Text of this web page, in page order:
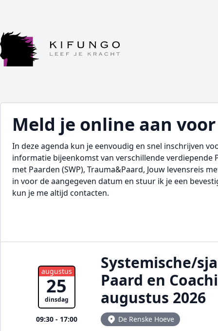
Meld je online aan
In deze agenda kun je eenvoudig en snel inschrijven
informatie bijeenkomst van verschillende verdiepende
met Paarden (SWP), Trauma&Paard, Jouw levensreis
in voor de aangegeven datum en stuur ik je een
kun je me altijd contacten.
augustus
25
dinsdag
09:30 - 17:00
Systemische/
Paard en
augustus 2026
De Renske Hoeve